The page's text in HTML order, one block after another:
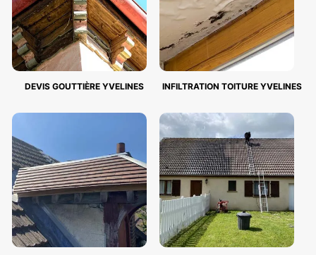
DEVIS GOUTTIÈRE YVELINES INFILTRATION TOITURE YVELINES